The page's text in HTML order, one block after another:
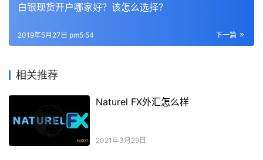
白银现货开户哪家好？该怎么选择？
下一篇
2019年5月27日 pm5:54
相关推荐
Naturel FX外汇怎么样
2021年3月29日